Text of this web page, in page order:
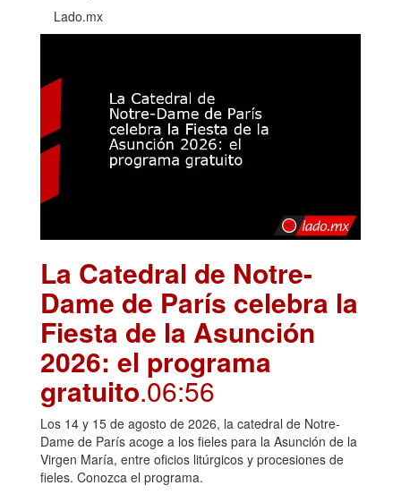
Lado.mx
La Catedral de Notre-
Dame de París celebra la
Fiesta de la Asunción
2026: el programa
gratuito.06:56
Los 14 y 15 de agosto de 2026, la catedral de Notre-
Dame de París acoge a los fieles para la Asunción de la
Virgen María, entre oficios litúrgicos y procesiones de
fieles. Conozca el programa.